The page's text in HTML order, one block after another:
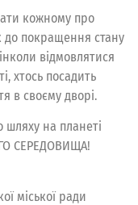
кожному про
до покращення стану
відмовлятися
хтось посадить
в своєму дворі.
на планеті
СЕРЕДОВИЩА!
міської ради